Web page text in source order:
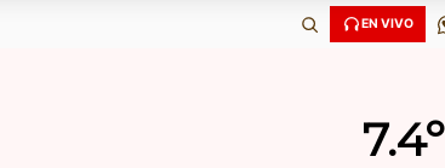
| TENEMOS 36 AÃ‘OS DE RADIO | EN VIVO
7.4º